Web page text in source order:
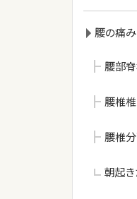
腰の痛み
腰部
腰椎
腰椎
朝起